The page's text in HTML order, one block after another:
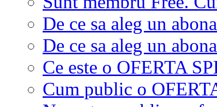
De ce sa aleg un
De ce sa aleg un
Ce este o OFERTA
Cum public o